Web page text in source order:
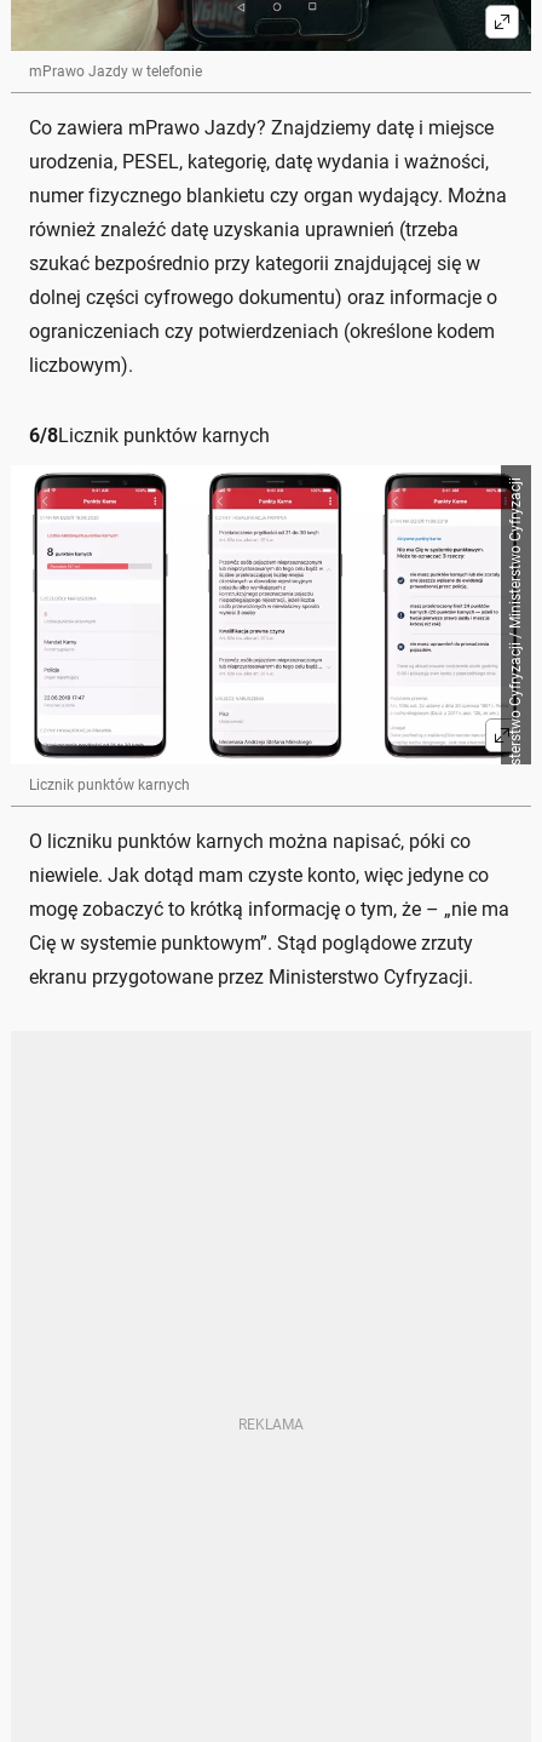
mPrawo Jazdy w telefonie
Co zawiera mPrawo Jazdy? Znajdziemy datę i miejsce
urodzenia, PESEL, kategorię, datę wydania i ważności,
numer fizycznego blankietu czy organ wydający. Można
również znaleźć datę uzyskania uprawnień (trzeba
szukać bezpośrednio przy kategorii znajdującej się w
dolnej części cyfrowego dokumentu) oraz informacje o
ograniczeniach czy potwierdzeniach (określone kodem
liczbowym).
6/8Licznik punktów karnych
Ministerstwo Cyfryzacji / Ministerstwo Cyfryzacji
Licznik punktów karnych
O liczniku punktów karnych można napisać, póki co
niewiele. Jak dotąd mam czyste konto, więc jedyne co
mogę zobaczyć to krótką informację o tym, że – „nie ma
Cię w systemie punktowym”. Stąd poglądowe zrzuty
ekranu przygotowane przez Ministerstwo Cyfryzacji.